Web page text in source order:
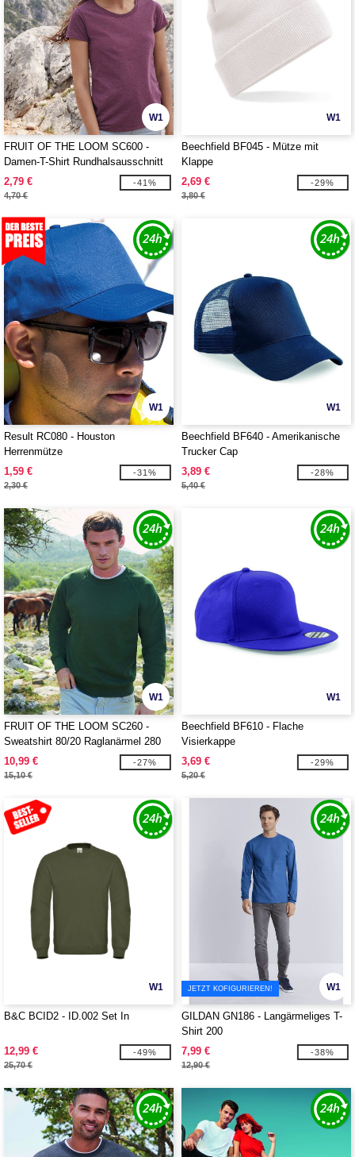
W1
FRUIT OF THE LOOM SC600 -
Damen-T-Shirt Rundhalsausschnitt
160
2,79 €
4,70 €
-41%
W1
Beechfield BF045 - Mütze mit
Klappe
2,69 €
3,80 €
-29%
W1
Result RC080 - Houston
Herrenmütze
1,59 €
2,30 €
-31%
W1
Beechfield BF640 - Amerikanische
Trucker Cap
3,89 €
5,40 €
-28%
W1
FRUIT OF THE LOOM SC260 -
Sweatshirt 80/20 Raglanärmel 280
10,99 €
15,10 €
-27%
W1
Beechfield BF610 - Flache
Visierkappe
3,69 €
5,20 €
-29%
W1
B&C BCID2 - ID.002 Set In
12,99 €
25,70 €
-49%
W1
JETZT KOFIGURIEREN!
GILDAN GN186 - Langärmeliges T-
Shirt 200
7,99 €
12,90 €
-38%